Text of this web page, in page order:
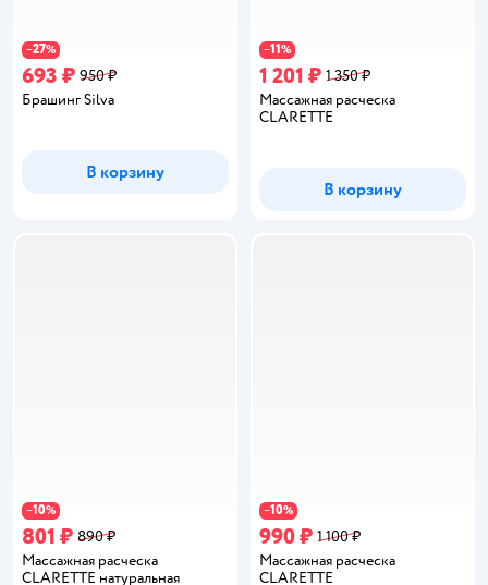
−27%
693 ₽ 950 ₽
Брашинг Silva
В корзину
−11%
1 201 ₽ 1 350 ₽
Массажная расческа
CLARETTE
В корзину
−10%
801 ₽ 890 ₽
Массажная расческа
CLARETTE натуральная
−10%
990 ₽ 1 100 ₽
Массажная расческа
CLARETTE